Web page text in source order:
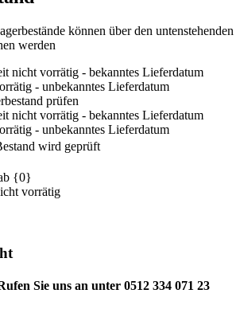
können über den untenstehenden
werden
nicht vorrätig - bekanntes Lieferdatum
- unbekanntes Lieferdatum
prüfen
nicht vorrätig - bekanntes Lieferdatum
- unbekanntes Lieferdatum
wird geprüft
{0}
vorrätig
Sie uns an unter 0512 334 071 23